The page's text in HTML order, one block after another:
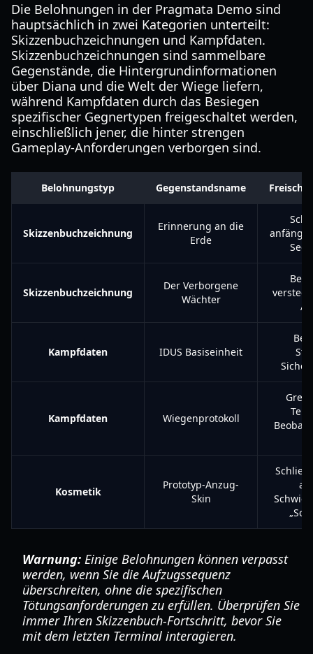
Die Belohnungen in der Pragmata Demo sind
hauptsächlich in zwei Kategorien unterteilt:
Skizzenbuchzeichnungen und Kampfdaten.
Skizzenbuchzeichnungen sind sammelbare
Gegenstände, die Hintergrundinformationen
über Diana und die Welt der Wiege liefern,
während Kampfdaten durch das Besiegen
spezifischer Gegnertypen freigeschaltet werden,
einschließlich jener, die hinter strengen
Gameplay-Anforderungen verborgen sind.
Belohnungstyp Gegenstandsname
Skizzenbuchzeichnung
Erinnerung an die
Erde
Skizzenbuchzeichnung
Der Verborgene
Wächter
Kampfdaten IDUS Basiseinheit
Kampfdaten Wiegenprotokoll
Kosmetik
Prototyp-Anzug-
Skin
Warnung: Einige Belohnungen können verpasst
werden, wenn Sie die Aufzugssequenz
überschreiten, ohne die spezifischen
Tötungsanforderungen zu erfüllen. Überprüfen Sie
immer Ihren Skizzenbuch-Fortschritt, bevor Sie
mit dem letzten Terminal interagieren.